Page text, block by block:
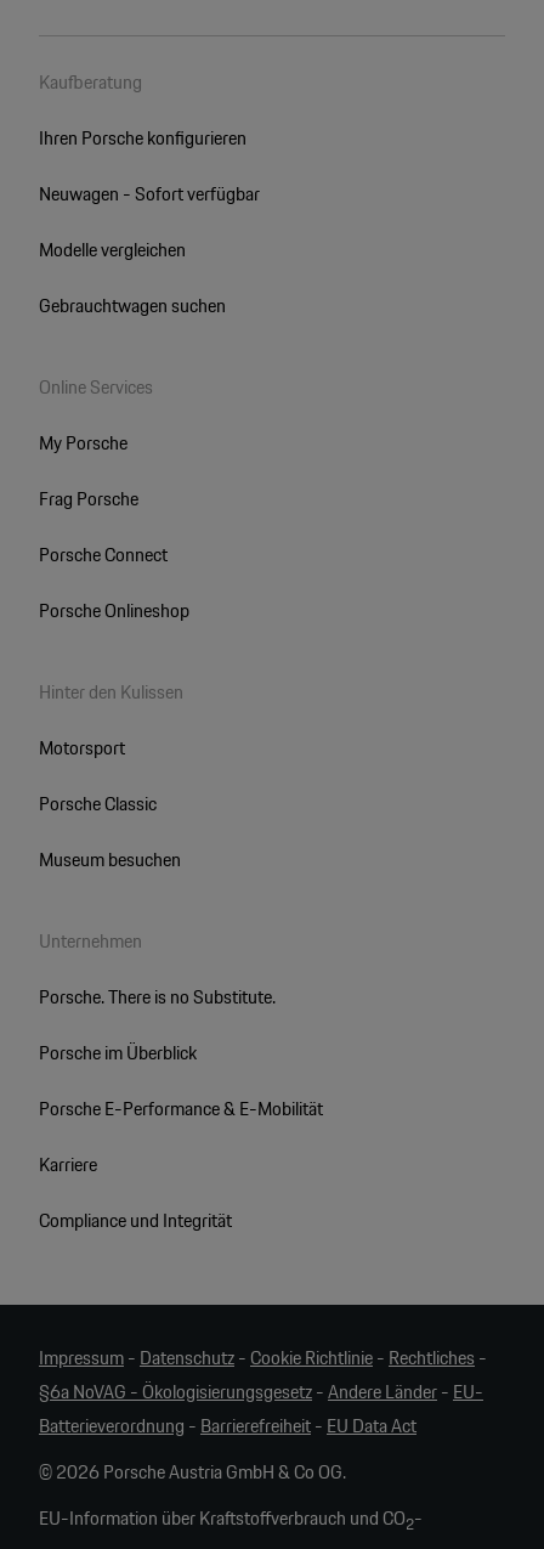
Kaufberatung
Ihren Porsche konfigurieren
Neuwagen - Sofort verfügbar
Modelle vergleichen
Gebrauchtwagen suchen
Online Services
My Porsche
Frag Porsche
Porsche Connect
Porsche Onlineshop
Hinter den Kulissen
Motorsport
Porsche Classic
Museum besuchen
Unternehmen
Porsche. There is no Substitute.
Porsche im Überblick
Porsche E-Performance & E-Mobilität
Karriere
Compliance und Integrität
Impressum-Datenschutz-Cookie Richtlinie-Rechtliches-
§6a NoVAG - Ökologisierungsgesetz-Andere Länder-EU-
Batterieverordnung -Barrierefreiheit-EU Data Act
© 2026 Porsche Austria GmbH & Co OG.
EU-Information über Kraftstoffverbrauch und CO2-